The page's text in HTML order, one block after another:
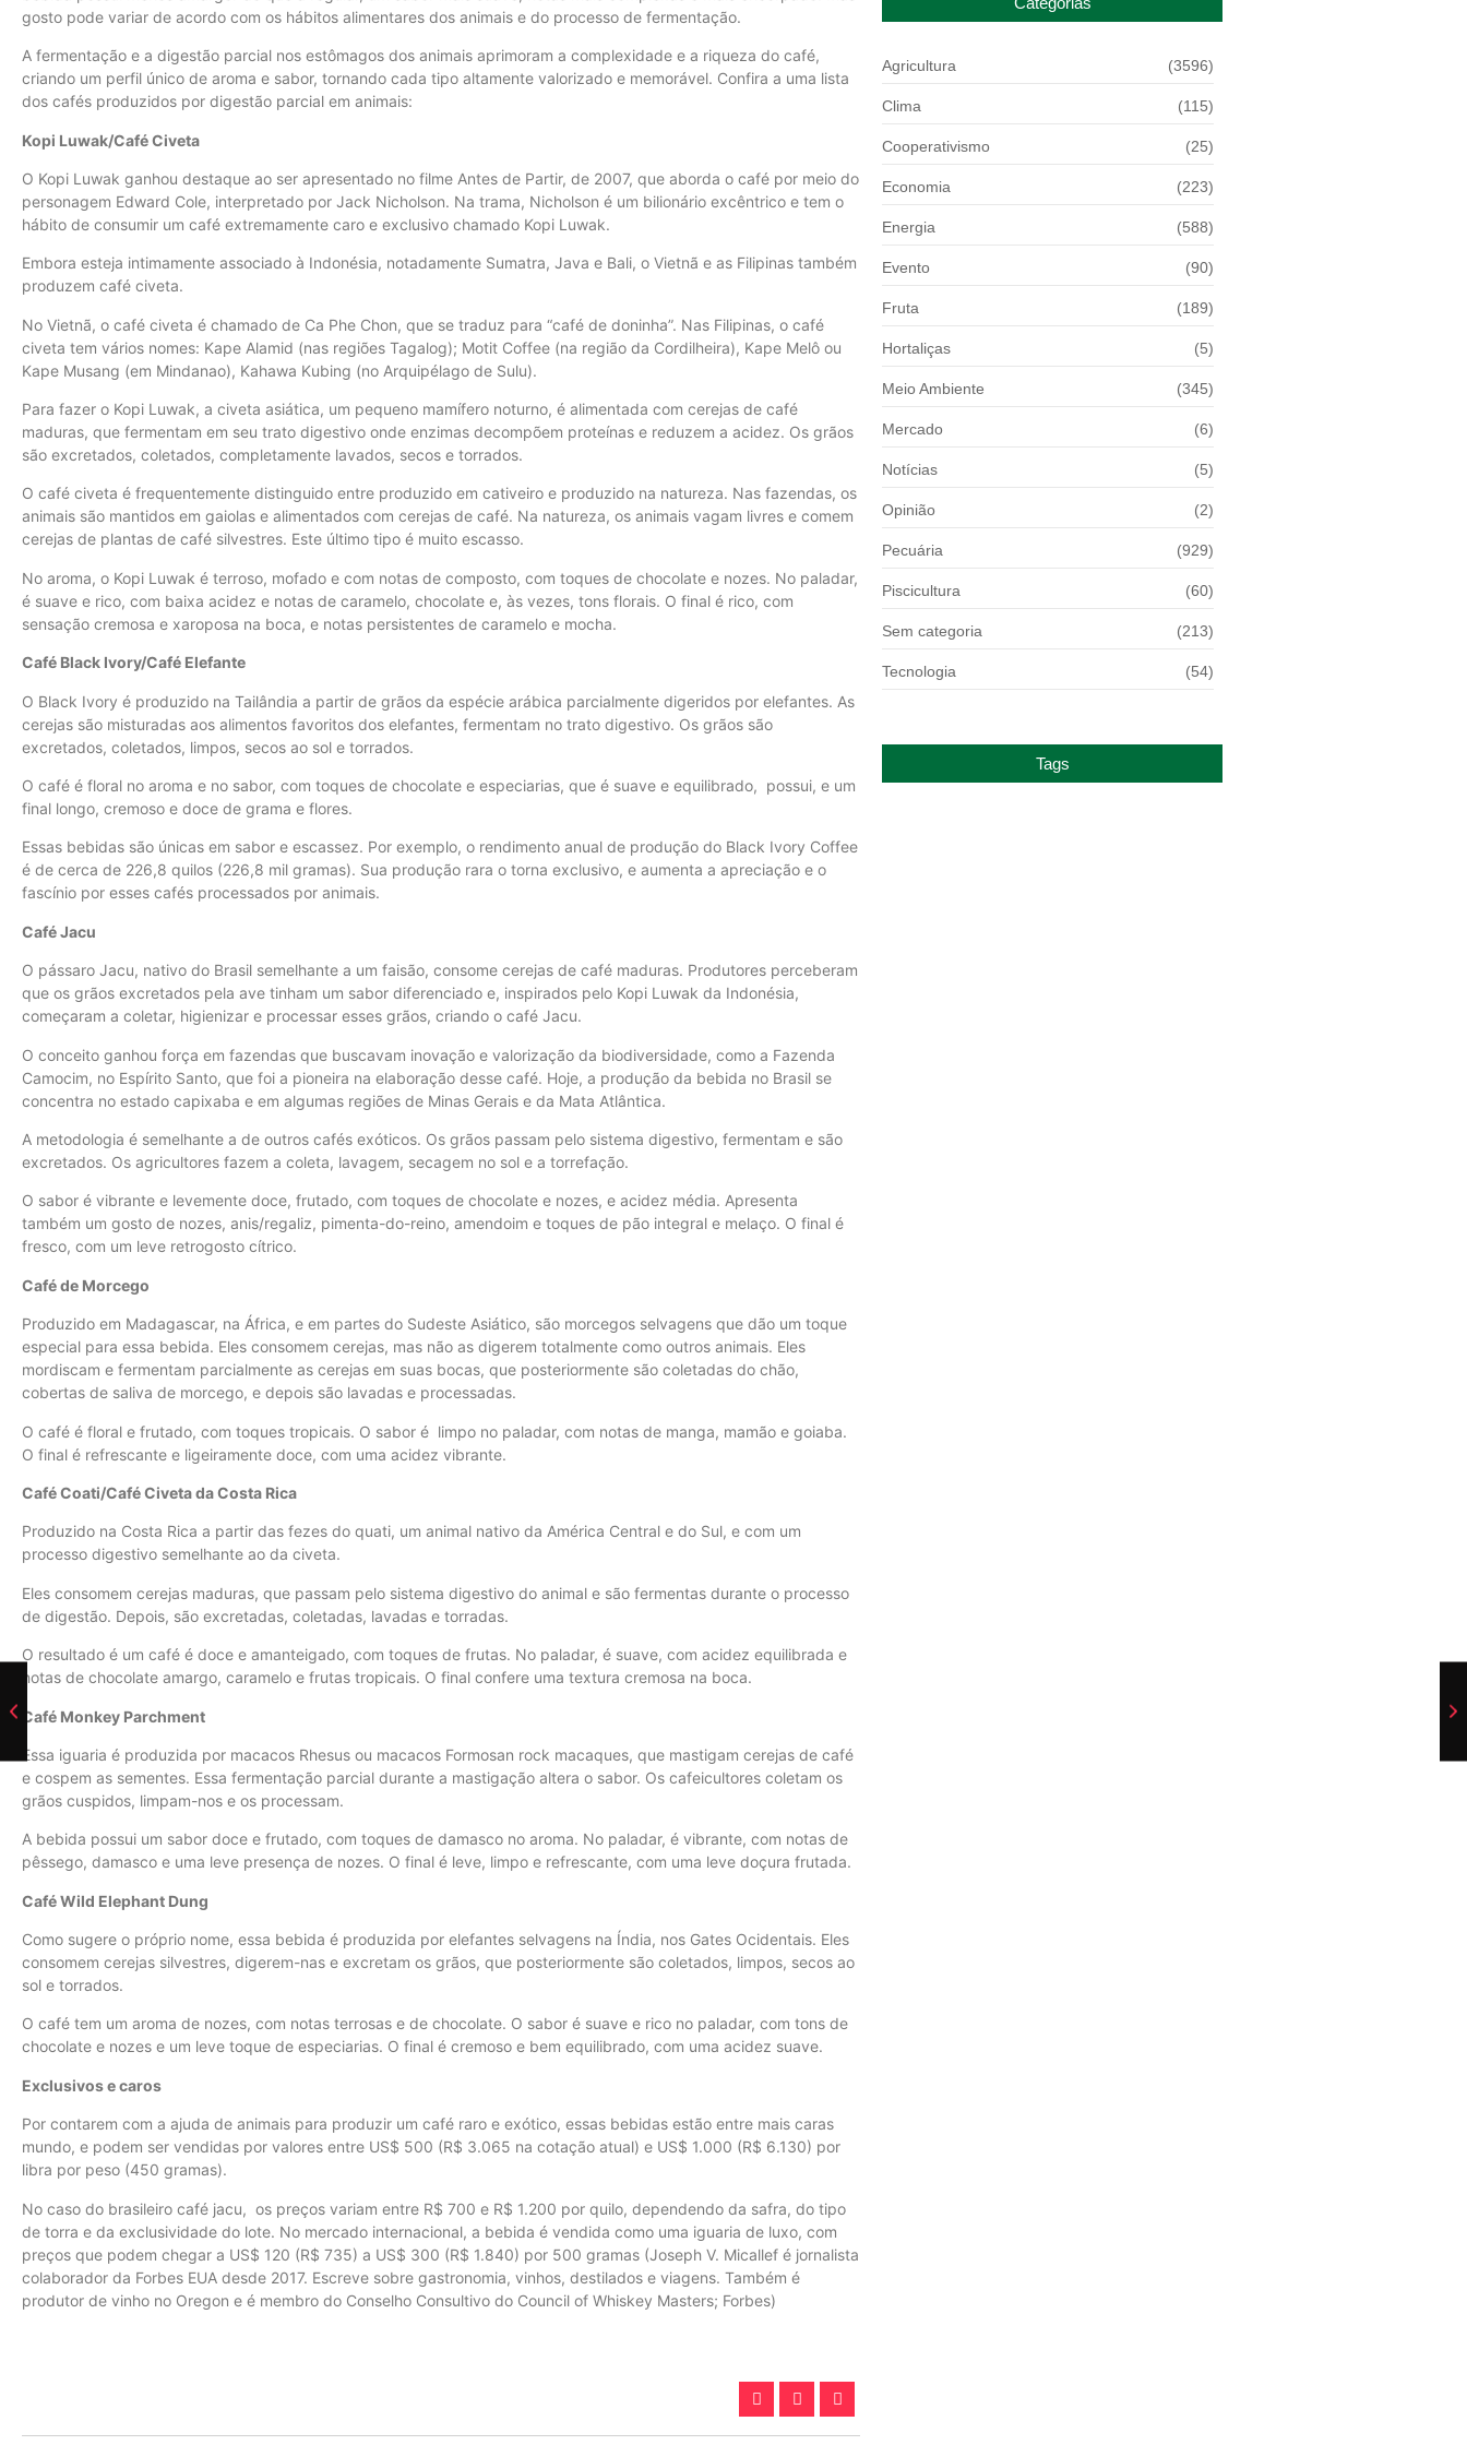
gosto pode variar de acordo com os hábitos alimentares dos animais e do processo de fermentação.
A fermentação e a digestão parcial nos estômagos dos animais aprimoram a complexidade e a riqueza do café,
criando um perfil único de aroma e sabor, tornando cada tipo altamente valorizado e memorável. Confira a uma lista
dos cafés produzidos por digestão parcial em animais:
Kopi Luwak/Café Civeta
O Kopi Luwak ganhou destaque ao ser apresentado no filme Antes de Partir, de 2007, que aborda o café por meio do
personagem Edward Cole, interpretado por Jack Nicholson. Na trama, Nicholson é um bilionário excêntrico e tem o
hábito de consumir um café extremamente caro e exclusivo chamado Kopi Luwak.
Embora esteja intimamente associado à Indonésia, notadamente Sumatra, Java e Bali, o Vietnã e as Filipinas também
produzem café civeta.
No Vietnã, o café civeta é chamado de Ca Phe Chon, que se traduz para “café de doninha”. Nas Filipinas, o café
civeta tem vários nomes: Kape Alamid (nas regiões Tagalog); Motit Coffee (na região da Cordilheira), Kape Melô ou
Kape Musang (em Mindanao), Kahawa Kubing (no Arquipélago de Sulu).
Para fazer o Kopi Luwak, a civeta asiática, um pequeno mamífero noturno, é alimentada com cerejas de café
maduras, que fermentam em seu trato digestivo onde enzimas decompõem proteínas e reduzem a acidez. Os grãos
são excretados, coletados, completamente lavados, secos e torrados.
O café civeta é frequentemente distinguido entre produzido em cativeiro e produzido na natureza. Nas fazendas, os
animais são mantidos em gaiolas e alimentados com cerejas de café. Na natureza, os animais vagam livres e comem
cerejas de plantas de café silvestres. Este último tipo é muito escasso.
No aroma, o Kopi Luwak é terroso, mofado e com notas de composto, com toques de chocolate e nozes. No paladar,
é suave e rico, com baixa acidez e notas de caramelo, chocolate e, às vezes, tons florais. O final é rico, com
sensação cremosa e xaroposa na boca, e notas persistentes de caramelo e mocha.
Café Black Ivory/Café Elefante
O Black Ivory é produzido na Tailândia a partir de grãos da espécie arábica parcialmente digeridos por elefantes. As
cerejas são misturadas aos alimentos favoritos dos elefantes, fermentam no trato digestivo. Os grãos são
excretados, coletados, limpos, secos ao sol e torrados.
O café é floral no aroma e no sabor, com toques de chocolate e especiarias, que é suave e equilibrado, possui, e um
final longo, cremoso e doce de grama e flores.
Essas bebidas são únicas em sabor e escassez. Por exemplo, o rendimento anual de produção do Black Ivory Coffee
é de cerca de 226,8 quilos (226,8 mil gramas). Sua produção rara o torna exclusivo, e aumenta a apreciação e o
fascínio por esses cafés processados por animais.
Café Jacu
O pássaro Jacu, nativo do Brasil semelhante a um faisão, consome cerejas de café maduras. Produtores perceberam
que os grãos excretados pela ave tinham um sabor diferenciado e, inspirados pelo Kopi Luwak da Indonésia,
começaram a coletar, higienizar e processar esses grãos, criando o café Jacu.
O conceito ganhou força em fazendas que buscavam inovação e valorização da biodiversidade, como a Fazenda
Camocim, no Espírito Santo, que foi a pioneira na elaboração desse café. Hoje, a produção da bebida no Brasil se
concentra no estado capixaba e em algumas regiões de Minas Gerais e da Mata Atlântica.
A metodologia é semelhante a de outros cafés exóticos. Os grãos passam pelo sistema digestivo, fermentam e são
excretados. Os agricultores fazem a coleta, lavagem, secagem no sol e a torrefação.
O sabor é vibrante e levemente doce, frutado, com toques de chocolate e nozes, e acidez média. Apresenta
também um gosto de nozes, anis/regaliz, pimenta-do-reino, amendoim e toques de pão integral e melaço. O final é
fresco, com um leve retrogosto cítrico.
Café de Morcego
Produzido em Madagascar, na África, e em partes do Sudeste Asiático, são morcegos selvagens que dão um toque
especial para essa bebida. Eles consomem cerejas, mas não as digerem totalmente como outros animais. Eles
mordiscam e fermentam parcialmente as cerejas em suas bocas, que posteriormente são coletadas do chão,
cobertas de saliva de morcego, e depois são lavadas e processadas.
O café é floral e frutado, com toques tropicais. O sabor é limpo no paladar, com notas de manga, mamão e goiaba.
O final é refrescante e ligeiramente doce, com uma acidez vibrante.
Café Coati/Café Civeta da Costa Rica
Produzido na Costa Rica a partir das fezes do quati, um animal nativo da América Central e do Sul, e com um
processo digestivo semelhante ao da civeta.
Eles consomem cerejas maduras, que passam pelo sistema digestivo do animal e são fermentas durante o processo
de digestão. Depois, são excretadas, coletadas, lavadas e torradas.
O resultado é um café é doce e amanteigado, com toques de frutas. No paladar, é suave, com acidez equilibrada e
notas de chocolate amargo, caramelo e frutas tropicais. O final confere uma textura cremosa na boca.
Café Monkey Parchment
Essa iguaria é produzida por macacos Rhesus ou macacos Formosan rock macaques, que mastigam cerejas de café
e cospem as sementes. Essa fermentação parcial durante a mastigação altera o sabor. Os cafeicultores coletam os
grãos cuspidos, limpam-nos e os processam.
A bebida possui um sabor doce e frutado, com toques de damasco no aroma. No paladar, é vibrante, com notas de
pêssego, damasco e uma leve presença de nozes. O final é leve, limpo e refrescante, com uma leve doçura frutada.
Café Wild Elephant Dung
Como sugere o próprio nome, essa bebida é produzida por elefantes selvagens na Índia, nos Gates Ocidentais. Eles
consomem cerejas silvestres, digerem-nas e excretam os grãos, que posteriormente são coletados, limpos, secos ao
sol e torrados.
O café tem um aroma de nozes, com notas terrosas e de chocolate. O sabor é suave e rico no paladar, com tons de
chocolate e nozes e um leve toque de especiarias. O final é cremoso e bem equilibrado, com uma acidez suave.
Exclusivos e caros
Por contarem com a ajuda de animais para produzir um café raro e exótico, essas bebidas estão entre mais caras
mundo, e podem ser vendidas por valores entre US$ 500 (R$ 3.065 na cotação atual) e US$ 1.000 (R$ 6.130) por
libra por peso (450 gramas).
No caso do brasileiro café jacu, os preços variam entre R$ 700 e R$ 1.200 por quilo, dependendo da safra, do tipo
de torra e da exclusividade do lote. No mercado internacional, a bebida é vendida como uma iguaria de luxo, com
preços que podem chegar a US$ 120 (R$ 735) a US$ 300 (R$ 1.840) por 500 gramas (Joseph V. Micallef é jornalista
colaborador da Forbes EUA desde 2017. Escreve sobre gastronomia, vinhos, destilados e viagens. Também é
produtor de vinho no Oregon e é membro do Conselho Consultivo do Council of Whiskey Masters; Forbes)
Agricultura (3596)
Clima (115)
Cooperativismo (25)
Economia (223)
Energia (588)
Evento (90)
Fruta (189)
Hortaliças (5)
Meio Ambiente (345)
Mercado (6)
Notícias (5)
Opinião (2)
Pecuária (929)
Piscicultura (60)
Sem categoria (213)
Tecnologia (54)
Tags